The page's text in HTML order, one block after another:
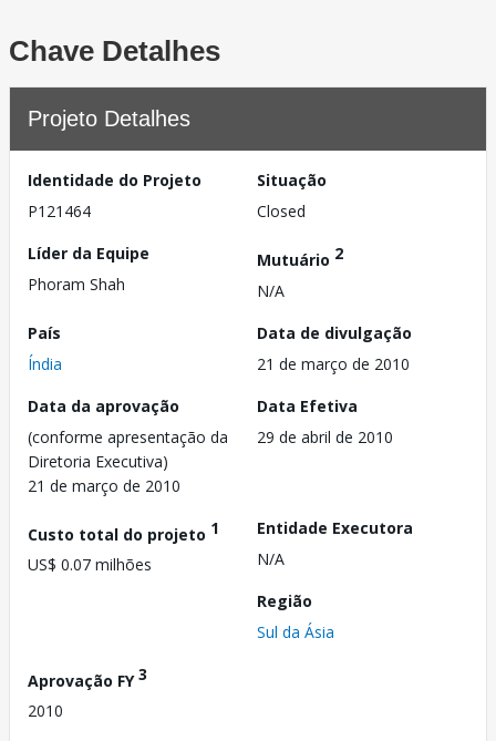
Chave Detalhes
Projeto Detalhes
Identidade do Projeto
P121464
Situação
Closed
Líder da Equipe
Phoram Shah
Mutuário 2
N/A
País
Índia
Data de divulgação
21 de março de 2010
Data da aprovação
(conforme apresentação da
Diretoria Executiva)
21 de março de 2010
Data Efetiva
29 de abril de 2010
Custo total do projeto 1
US$ 0.07 milhões
Entidade Executora
N/A
Região
Sul da Ásia
Aprovação FY3
2010